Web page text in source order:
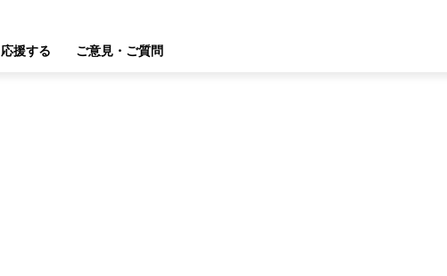
応援する ご意見・ご質問